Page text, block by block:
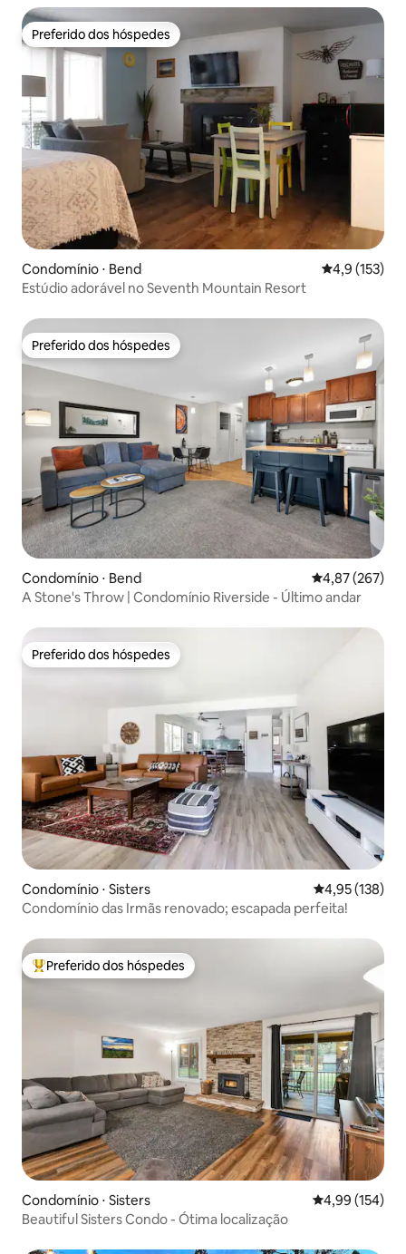
Preferido dos hóspedes
Preferido dos hóspedes
Condomínio ⋅ Bend 4,9 de uma
4,9 (153)
Estúdio adorável no Seventh Mountain Resort
Preferido dos hóspedes
Preferido dos hóspedes
Condomínio ⋅ Bend 4,87 de uma
4,87 (267)
A Stone's Throw | Condomínio Riverside - Último andar
Preferido dos hóspedes
Preferido dos hóspedes
Condomínio ⋅ Sisters 4,95 de uma
4,95 (138)
Condomínio das Irmãs renovado; escapada perfeita!
Entre os melhores preferidos dos hóspedes
Preferido dos hóspedes
Condomínio ⋅ Sisters 4,99 de uma
4,99 (154)
Beautiful Sisters Condo - Ótima localização